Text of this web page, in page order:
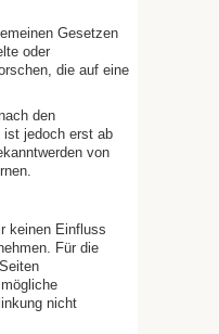
Gesetzen
oder
die auf eine
den
ist jedoch erst ab
von
keinen Einfluss
Für die
nicht